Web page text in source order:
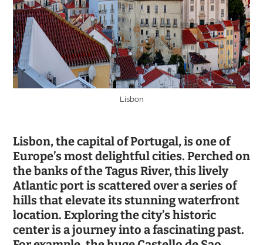
Lisbon
Lisbon, the capital of Portugal, is one of
Europe’s most delightful cities. Perched on
the banks of the Tagus River, this lively
Atlantic port is scattered over a series of
hills that elevate its stunning waterfront
location. Exploring the city’s historic
center is a journey into a fascinating past.